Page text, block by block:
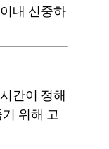
내 신중하
시간이 정해
위해 고